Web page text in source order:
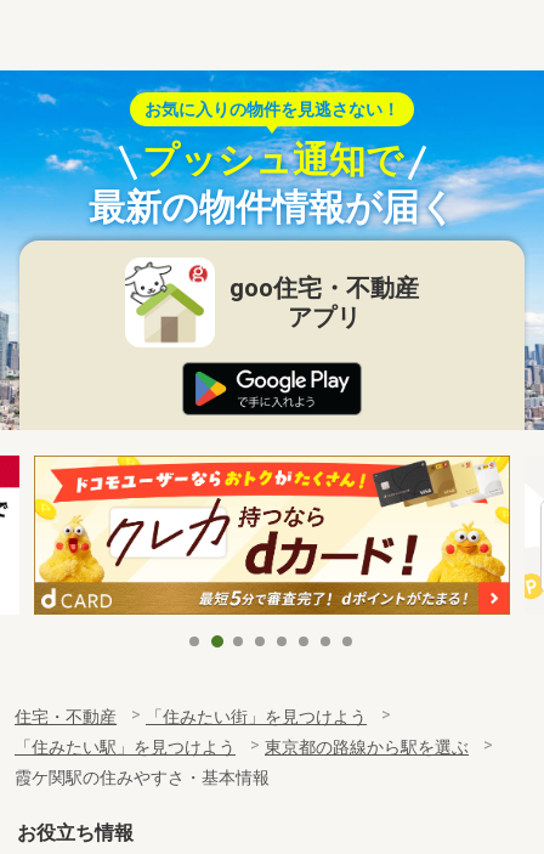
お気に入りの物件を見逃さない！
プッシュ通知で
最新の物件情報が届く
goo住宅・不動産
アプリ
住宅・不動産
「住みたい街」を見つけよう
「住みたい駅」を見つけよう
東京都の路線から駅を選ぶ
霞ケ関駅の住みやすさ・基本情報
お役立ち情報